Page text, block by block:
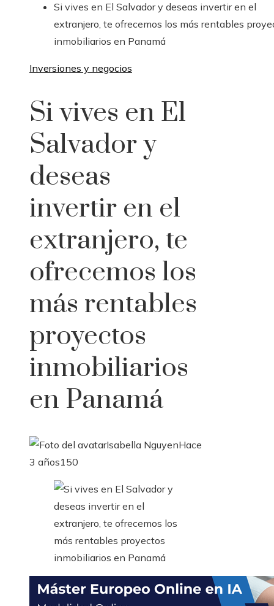
Si vives en El Salvador y deseas invertir en el
extranjero, te ofrecemos los más rentables
inmobiliarios en Panamá
Inversiones y negocios
Si vives en El
Salvador y
deseas
invertir en el
extranjero, te
ofrecemos los
más rentables
proyectos
inmobiliarios
en Panamá
Isabella NguyenHace
3 años150